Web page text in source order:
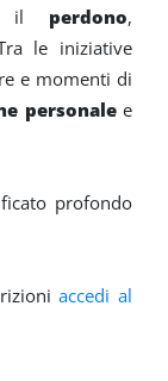
il perdono,
le iniziative
e momenti di
personalee
profondo
accedi al